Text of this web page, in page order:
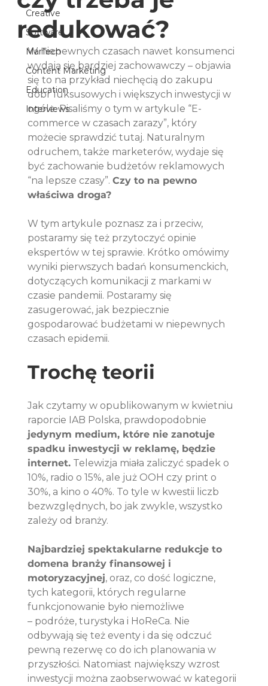
Creative
Software
MarTech
Content Marketing
Education
Interviews
redukować?
W niepewnych czasach nawet konsumenci
wydają się bardziej zachowawczy – objawia
się to na przykład niechęcią do zakupu
dóbr luksusowych i większych inwestycji w
ogóle. Pisaliśmy o tym w artykule “E-
commerce w czasach zarazy”, który
możecie sprawdzić tutaj. Naturalnym
odruchem, także marketerów, wydaje się
być zachowanie budżetów reklamowych
“na lepsze czasy”. Czy to na pewno
właściwa droga?
W tym artykule poznasz za i przeciw,
postaramy się też przytoczyć opinie
ekspertów w tej sprawie. Krótko omówimy
wyniki pierwszych badań konsumenckich,
dotyczących komunikacji z markami w
czasie pandemii. Postaramy się
zasugerować, jak bezpiecznie
gospodarować budżetami w niepewnych
czasach epidemii.
Trochę teorii
Jak czytamy w opublikowanym w kwietniu
raporcie IAB Polska, prawdopodobnie
jedynym medium, które nie zanotuje
spadku inwestycji w reklamę, będzie
internet. Telewizja miała zaliczyć spadek o
10%, radio o 15%, ale już OOH czy print o
30%, a kino o 40%. To tyle w kwestii liczb
bezwzględnych, bo jak zwykle, wszystko
zależy od branży.
Najbardziej spektakularne redukcje to
domena branży finansowej i
motoryzacyjnej, oraz, co dość logiczne,
tych kategorii, których regularne
funkcjonowanie było niemożliwe
– podróże, turystyka i HoReCa. Nie
odbywają się też eventy i da się odczuć
pewną rezerwę co do ich planowania w
przyszłości. Natomiast największy wzrost
inwestycji można zaobserwować w kategorii